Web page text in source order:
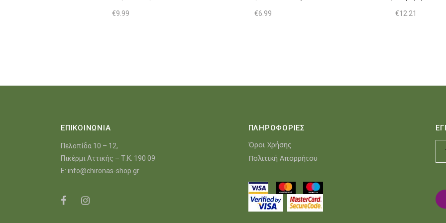
€9.99 €6.99 €12.21
ΕΠΙΚΟΙΝΩΝΙΑ
Πελοπίδα 10 – 12,
Πικέρμι Αττικής – Τ.Κ. 190 09
E: info@chironas-shop.gr
ΠΛΗΡΟΦΟΡΙΕΣ
Όροι Χρήσης
Πολιτική Απορρήτου